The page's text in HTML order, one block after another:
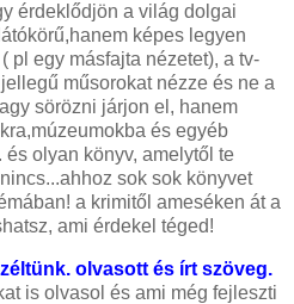
érdeklődjön a világ dolgai
képes legyen
pl egy másfajta nézetet), a tv-
műsorokat nézze és ne a
sörözni járjon el, hanem
és egyéb
olyan könyv, amelytől te
sok sok könyvet
a krimitől ameséken át a
ami érdekel téged!
olvasott és írt szöveg.
is olvasol és ami még fejleszti